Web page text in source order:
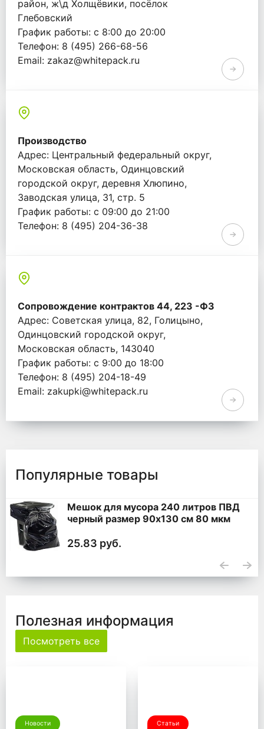
район, ж\д Холщёвики, посёлок
Глебовский
График работы: с 8:00 до 20:00
Телефон: 8 (495) 266-68-56
Email: zakaz@whitepack.ru
Производство
Адрес: Центральный федеральный округ,
Московская область, Одинцовский
городской округ, деревня Хлюпино,
Заводская улица, 31, стр. 5
График работы: с 09:00 до 21:00
Телефон: 8 (495) 204-36-38
Сопровождение контрактов 44, 223 -ФЗ
Адрес: Советская улица, 82, Голицыно,
Одинцовский городской округ,
Московская область, 143040
График работы: с 9:00 до 18:00
Телефон: 8 (495) 204-18-49
Email: zakupki@whitepack.ru
Популярные товары
Мешок для мусора 240 литров ПВД
черный размер 90x130 см 80 мкм
25.83 руб.
Полезная информация
Посмотреть все
Новости Статьи